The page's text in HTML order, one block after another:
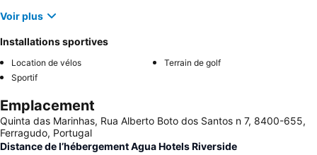
Voir plus
Installations sportives
Location de vélos
Terrain de golf
Sportif
Emplacement
Quinta das Marinhas, Rua Alberto Boto dos Santos n 7, 8400-655,
Ferragudo, Portugal
Distance de l’hébergement Agua Hotels Riverside